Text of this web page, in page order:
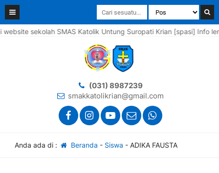
sekolah SMAS Katolik Untung Suropati Krian [spasi] Info
(031) 8987239
smakkatolikrian@gmail.com
Anda ada di : Beranda - Siswa - ADIKA FAUSTA